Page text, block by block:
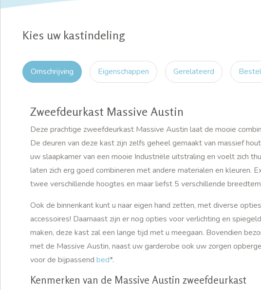
Kies uw kastindeling
Omschrijving Eigenschappen Gerelateerd
Zweefdeurkast Massive Austin
Deze prachtige zweefdeurkast Massive Austin laat de mooie
De deuren van deze kast zijn zelfs geheel gemaakt van massief
uw slaapkamer van een mooie Industriële uitstraling en voelt zich
laten zich erg goed combineren met andere materialen en kleuren.
twee verschillende hoogtes en maar liefst 5 verschillende
Ook de binnenkant kunt u naar eigen hand zetten, met diverse
accessoires! Daarnaast zijn er nog opties voor verlichting en
maken, deze kast zal een lange tijd met u meegaan. Bovendien
met de Massive Austin, naast uw garderobe ook uw zorgen
voor de bijpassend bed*.
Kenmerken van de Massive Austin zweefdeurkast